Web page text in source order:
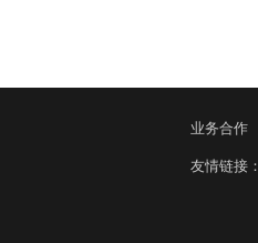
业务合作
友情链接：